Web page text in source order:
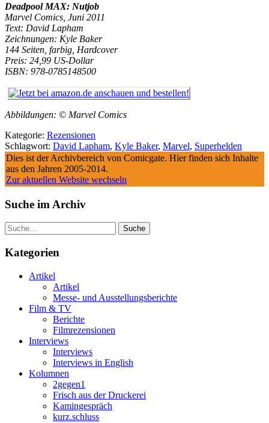
Deadpool MAX: Nutjob
Marvel Comics, Juni 2011
Text: David Lapham
Zeichnungen: Kyle Baker
144 Seiten, farbig, Hardcover
Preis: 24,99 US-Dollar
ISBN: 978-0785148500
Abbildungen: © Marvel Comics
Kategorie: Rezensionen
Schlagwort: David Lapham, Kyle Baker, Marvel, Superhelden
Dies ist der Archivbereich von Comicgate. Hier finden sich Inhalte
aus den Jahren 2005-2014.
Zur aktuellen Website wechseln
Suche im Archiv
Suche
Kategorien
Artikel
Artikel
Messe- und Ausstellungsberichte
Film & TV
Berichte
Filmrezensionen
Interviews
Interviews
Interviews in English
Kolumnen
2gegen1
Frisch aus der Druckerei
Kamingespräch
kurz.schluss